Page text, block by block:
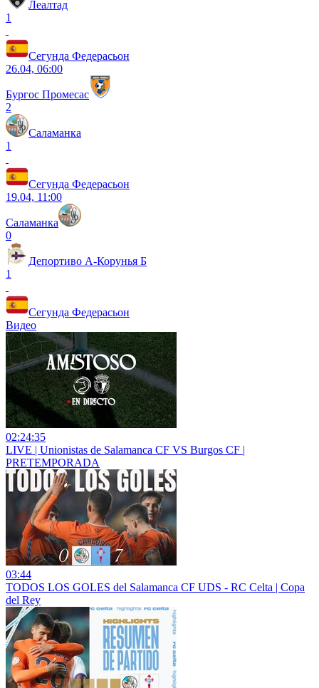
Леалтад
1
Сегунда Федерасьон
26.04, 06:00
Бургос Промесас
2
Саламанка
1
Сегунда Федерасьон
19.04, 11:00
Саламанка
0
Депортиво А-Корунья Б
1
Сегунда Федерасьон
Видео
02:24:35
LIVE | Unionistas de Salamanca CF VS Burgos CF |
PRETEMPORADA
03:44
TODOS LOS GOLES del Salamanca CF UDS - RC Celta | Copa
del Rey